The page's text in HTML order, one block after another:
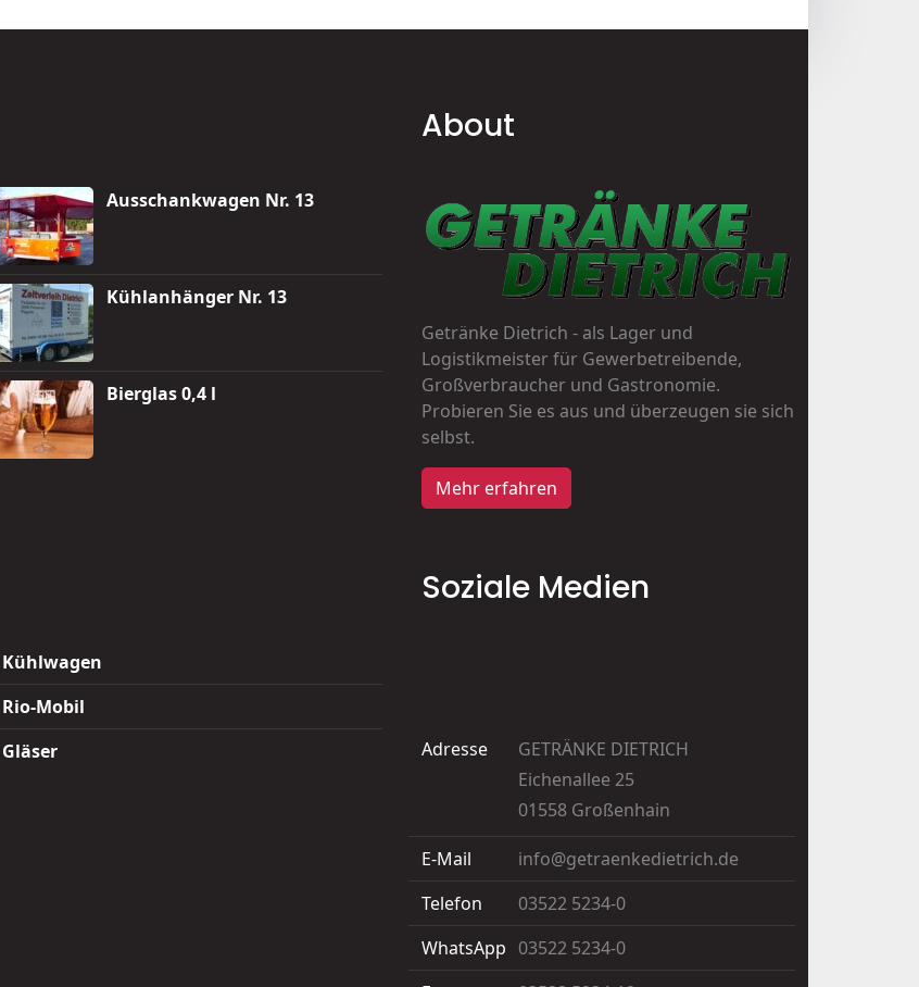
Ausschankwagen Nr. 13
Kühlanhänger Nr. 13
Bierglas 0,4 l
About
Getränke Dietrich - als Lager und
Logistikmeister für Gewerbetreibende,
Großverbraucher und Gastronomie.
Probieren Sie es aus und überzeugen sie sich
selbst.
Mehr erfahren
Kühlwagen
Rio-Mobil
Gläser
Soziale Medien
Adresse
GETRÄNKE DIETRICH
Eichenallee 25
01558 Großenhain
E-Mail
info@getraenkedietrich.de
Telefon
03522 5234-0
WhatsApp 03522 5234-0